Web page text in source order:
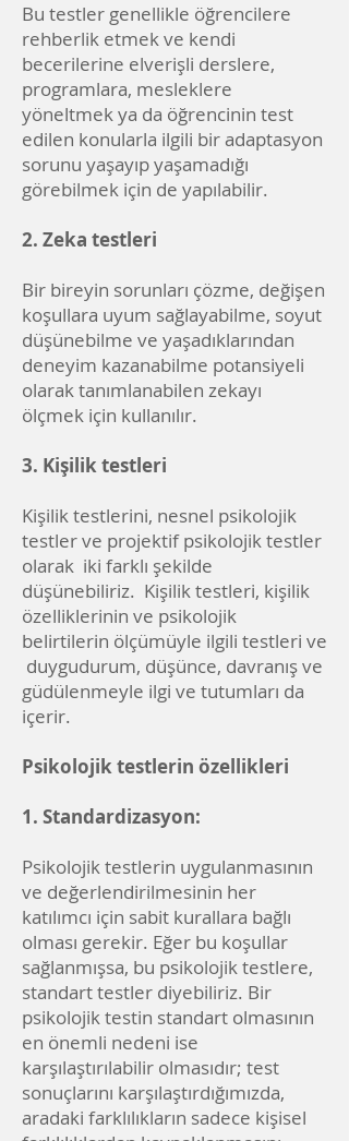
Bu testler genellikle öğrencilere
rehberlik etmek ve kendi
becerilerine elverişli derslere,
programlara, mesleklere
yöneltmek ya da öğrencinin test
edilen konularla ilgili bir adaptasyon
sorunu yaşayıp yaşamadığı
görebilmek için de yapılabilir.
2. Zeka testleri
Bir bireyin sorunları çözme, değişen
koşullara uyum sağlayabilme, soyut
düşünebilme ve yaşadıklarından
deneyim kazanabilme potansiyeli
olarak tanımlanabilen zekayı
ölçmek için kullanılır.
3. Kişilik testleri
Kişilik testlerini, nesnel psikolojik
testler ve projektif psikolojik testler
olarak iki farklı şekilde
düşünebiliriz. Kişilik testleri, kişilik
özelliklerinin ve psikolojik
belirtilerin ölçümüyle ilgili testleri ve
duygudurum, düşünce, davranış ve
güdülenmeyle ilgi ve tutumları da
içerir.
Psikolojik testlerin özellikleri
1. Standardizasyon:
Psikolojik testlerin uygulanmasının
ve değerlendirilmesinin her
katılımcı için sabit kurallara bağlı
olması gerekir. Eğer bu koşullar
sağlanmışsa, bu psikolojik testlere,
standart testler diyebiliriz. Bir
psikolojik testin standart olmasının
en önemli nedeni ise
karşılaştırılabilir olmasıdır; test
sonuçlarını karşılaştırdığımızda,
aradaki farklılıkların sadece kişisel